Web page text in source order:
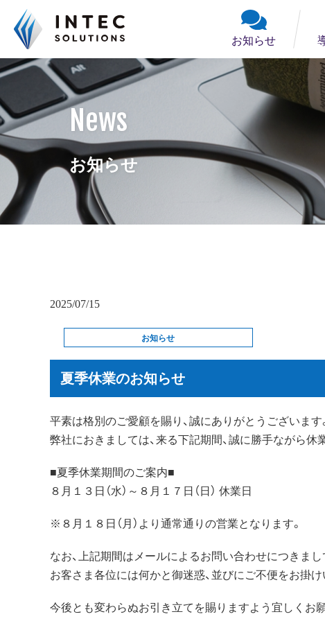
お知らせ
お知らせ
導入事例
会社案内
業務概要
販売ソフト
サポート
お問い合わせ
News
お知らせ
2025/07/15
お知らせ
夏季休業のお知らせ
平素は格別のご愛顧を賜り、誠にありがとうございます
弊社におきましては、来る下記期間、誠に勝手ながら休
■夏季休業期間のご案内■
８月１３日（水）～８月１７日（日） 休業日
※８月１８日（月）より通常通りの営業となります。
なお、上記期間はメールによるお問い合わせにつきま
お客さま各位には何かと御迷惑、並びにご不便をお掛
今後とも変わらぬお引き立てを賜りますよう宜しくお